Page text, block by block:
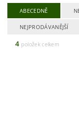
ABECEDNĚ
NEJPRODÁVANĚJŠÍ
4 položek celkem